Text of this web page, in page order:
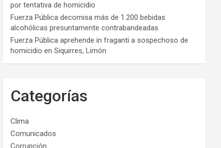
por tentativa de homicidio
Fuerza Pública decomisa más de 1.200 bebidas
alcohólicas presuntamente contrabandeadas
Fuerza Pública aprehende in fraganti a sospechoso de
homicidio en Siquirres, Limón
Categorías
Clima
Comunicados
Corrupción